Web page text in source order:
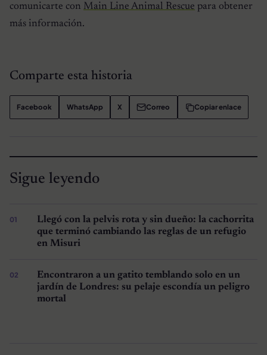
comunicarte con Main Line Animal Rescue para obtener
más información.
Comparte esta historia
Facebook WhatsApp X Correo Copiar enlace
Sigue leyendo
Llegó con la pelvis rota y sin dueño: la cachorrita
que terminó cambiando las reglas de un refugio
en Misuri
Encontraron a un gatito temblando solo en un
jardín de Londres: su pelaje escondía un peligro
mortal